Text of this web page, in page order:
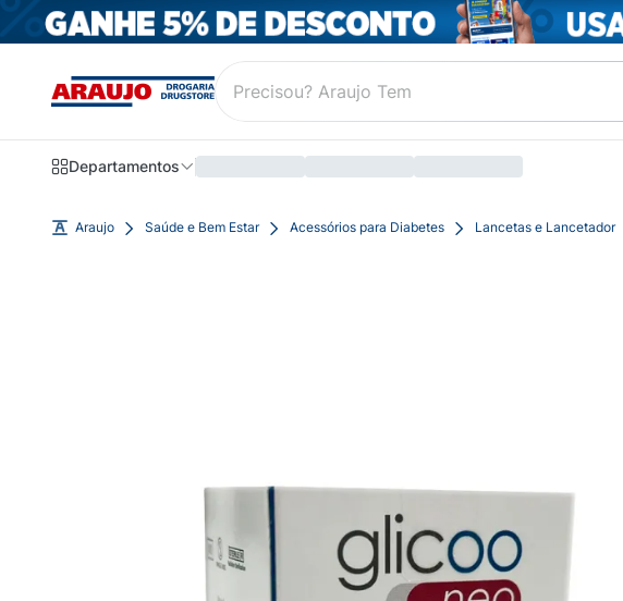
Departamentos
Araujo Saúde e Bem Estar Acessórios para Diabetes Lancetas e Lancetador